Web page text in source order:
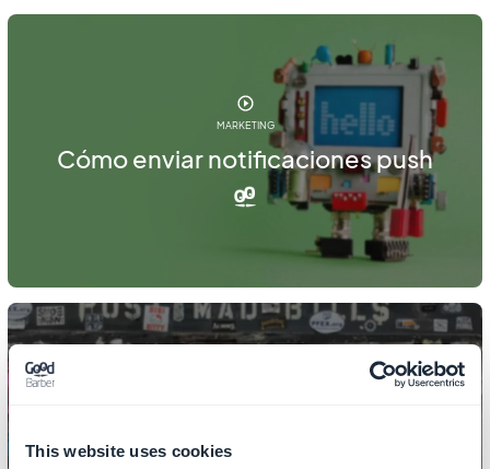
This website uses cookies
MARKETING
Cómo enviar notificaciones push